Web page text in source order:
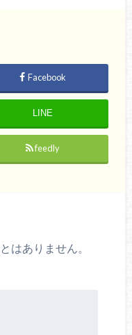
Facebook
LINE
feedly
はありません。